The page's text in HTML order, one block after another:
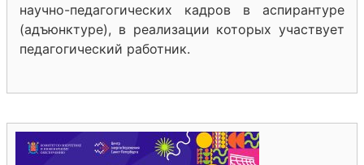
научно-педагогических кадров в аспирантуре
(адъюнктуре), в реализации которых участвует
педагогический работник.